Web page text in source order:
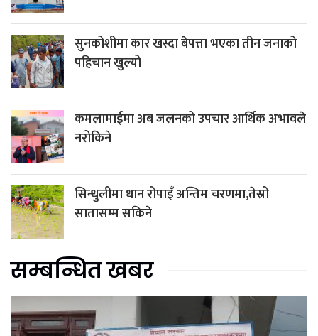
सुनकोशीमा कार खस्दा बेपत्ता भएका तीन जनाको
पहिचान खुल्यो
कमलामाईमा अब जलनको उपचार आर्थिक अभावले
नरोकिने
सिन्धुलीमा धान रोपाइँ अन्तिम चरणमा,तेस्रो
सातासम्म सकिने
सम्बन्धित खबर